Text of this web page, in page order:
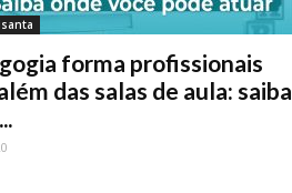
forma profissionais
das salas de aula: saiba